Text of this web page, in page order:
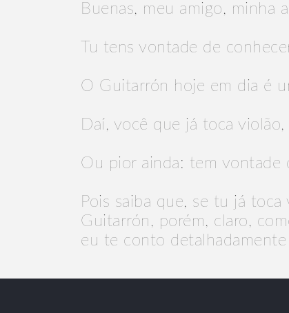
Buenas, meu amigo, minha
Tu tens vontade de
O Guitarrón hoje em dia é
Daí, você que já toca
Ou pior ainda: tem vontade
Pois saiba que, se tu já
Guitarrón, porém, claro,
eu te conto